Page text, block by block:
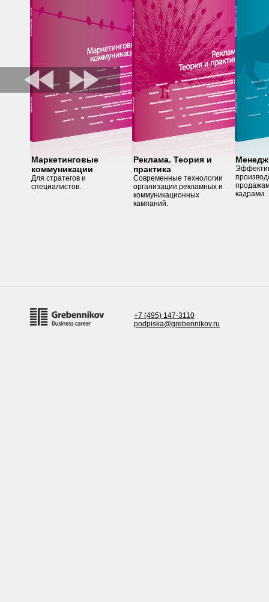
Маркетинговые
коммуникации
Для стратегов и
специалистов.
Реклама. Теория и
практика
Современные технологии
организации рекламных и
коммуникационных
кампаний.
кадрами.
+7 (495) 147-3110
podpiska@grebennikov.ru